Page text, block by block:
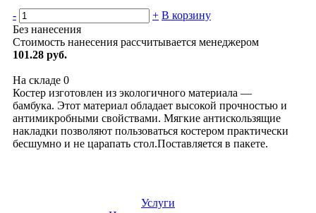
- + В корзину
Без нанесения
Стоимость нанесения рассчитывается менеджером
101.28 руб.
На складе 0
Костер изготовлен из экологичного материала —
бамбука. Этот материал обладает высокой прочностью и
антимикробными свойствами. Мягкие антискользящие
накладки позволяют пользоваться костером практически
бесшумно и не царапать стол.Поставляется в пакете.
Услуги